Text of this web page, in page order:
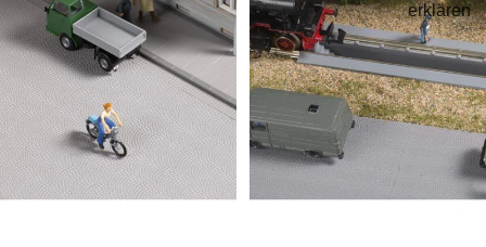
erklären